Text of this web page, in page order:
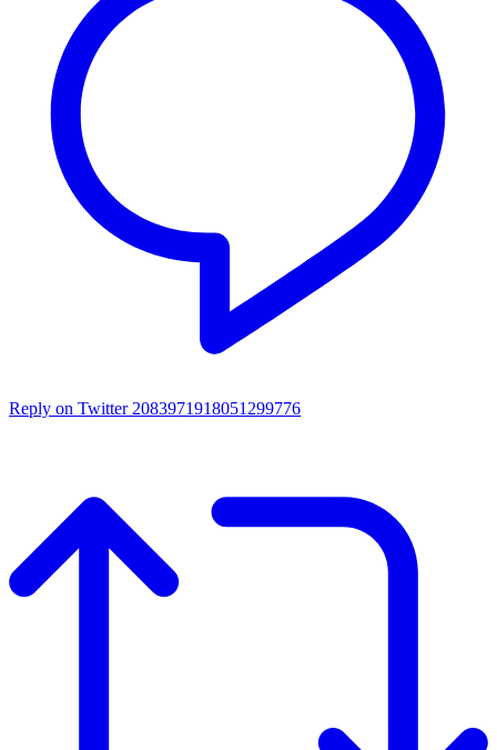
Reply on Twitter 2083971918051299776